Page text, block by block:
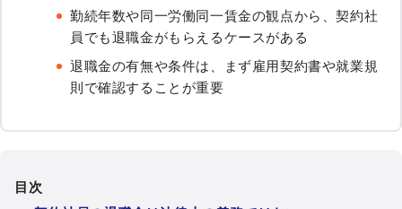
勤続年数や同一労働同一賃金の観点から、契約社
員でも退職金がもらえるケースがある
退職金の有無や条件は、まず雇用契約書や就業規
則で確認することが重要
目次